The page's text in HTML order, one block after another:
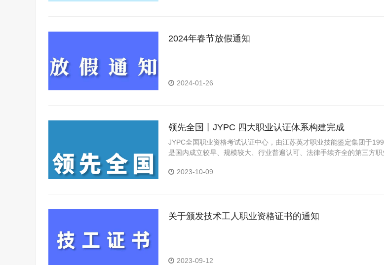
2024年春节放假通知
2024-01-26
领先全国丨JYPC 四大职业认证体系构建完成
JYPC全国职业资格考试认证中心，由江苏英才职业技能鉴定集团于
是国内成立较早、规模较大、行业普遍认可、法律手续齐全的第三方
2023-10-09
关于颁发技术工人职业资格证书的通知
2023-09-12